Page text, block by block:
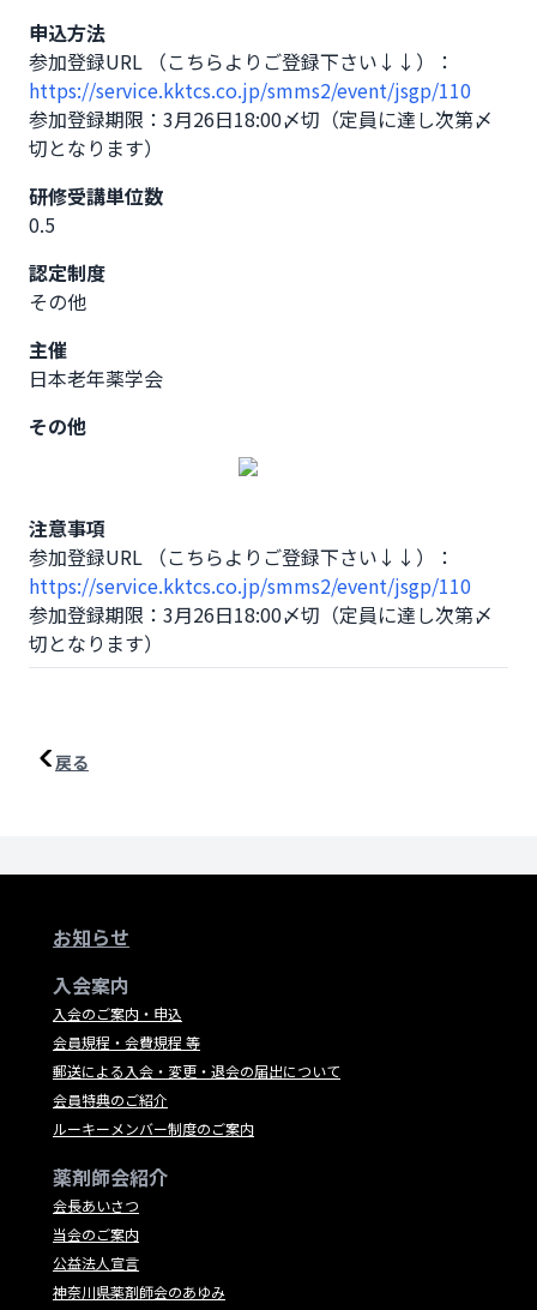
申込方法
https://service.kktcs.co.jp/smms2/event/jsgp/110
参加登録期限：3月26日18:00〆切（定員に達し次第〆
切となります）
研修受講単位数
0.5
認定制度
その他
主催
日本老年薬学会
その他
注意事項
https://service.kktcs.co.jp/smms2/event/jsgp/110
参加登録期限：3月26日18:00〆切（定員に達し次第〆
切となります）
戻る
お知らせ
入会案内
入会のご案内・申込
会員規程・会費規程 等
郵送による入会・変更・退会の届出について
会員特典のご紹介
ルーキーメンバー制度のご案内
薬剤師会紹介
会長あいさつ
当会のご案内
公益法人宣言
神奈川県薬剤師会のあゆみ